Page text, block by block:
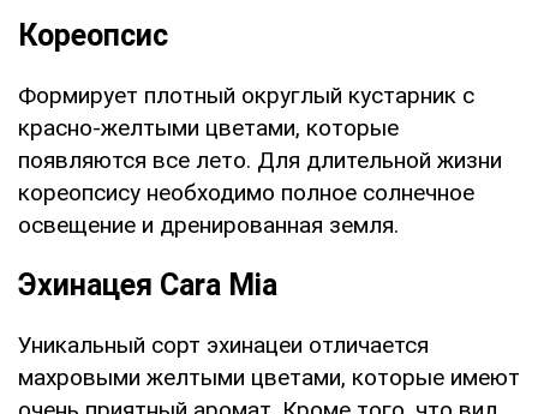
Кореопсис
Формирует плотный округлый кустарник с
красно-желтыми цветами, которые
появляются все лето. Для длительной жизни
кореопсису необходимо полное солнечное
освещение и дренированная земля.
Эхинацея Cara Mia
Уникальный сорт эхинацеи отличается
махровыми желтыми цветами, которые имеют